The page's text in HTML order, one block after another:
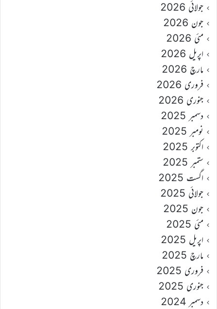
جولائی 2026
جون 2026
مئی 2026
اپریل 2026
مارچ 2026
فروری 2026
جنوری 2026
دسمبر 2025
نومبر 2025
اکتوبر 2025
ستمبر 2025
اگست 2025
جولائی 2025
جون 2025
مئی 2025
اپریل 2025
مارچ 2025
فروری 2025
جنوری 2025
دسمبر 2024